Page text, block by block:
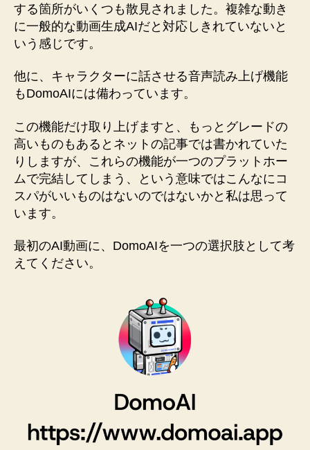
する箇所がいくつも散見されました。複雑な動き
に一般的な動画生成AIだと対応しきれていないと
いう感じです。
他に、キャラクターに話させる音声読み上げ機能
もDomoAIには備わっています。
この機能だけ取り上げますと、もっとグレードの
高いものもあるとネットの記事では書かれていた
りしますが、これらの機能が一つのプラットホー
ムで完結してしまう、という意味ではこんなにコ
スパがいいものはないのではないかと私は思って
います。
最初のAI動画に、DomoAIを一つの選択肢として考
えてください。